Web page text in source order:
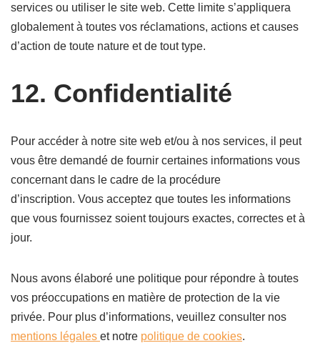
services ou utiliser le site web. Cette limite s’appliquera
globalement à toutes vos réclamations, actions et causes
d’action de toute nature et de tout type.
12. Confidentialité
Pour accéder à notre site web et/ou à nos services, il peut
vous être demandé de fournir certaines informations vous
concernant dans le cadre de la procédure
d’inscription. Vous acceptez que toutes les informations
que vous fournissez soient toujours exactes, correctes et à
jour.
Nous avons élaboré une politique pour répondre à toutes
vos préoccupations en matière de protection de la vie
privée. Pour plus d’informations, veuillez consulter nos
mentions légales et notre politique de cookies.